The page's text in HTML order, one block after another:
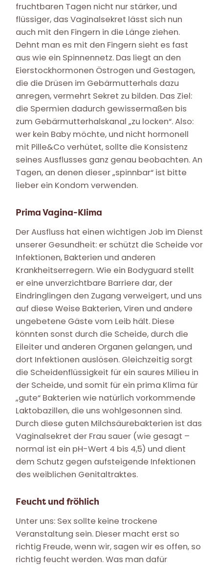
fruchtbaren Tagen nicht nur stärker, und
flüssiger, das Vaginalsekret lässt sich nun
auch mit den Fingern in die Länge ziehen.
Dehnt man es mit den Fingern sieht es fast
aus wie ein Spinnennetz. Das liegt an den
Eierstockhormonen Östrogen und Gestagen,
die die Drüsen im Gebärmutterhals dazu
anregen, vermehrt Sekret zu bilden. Das Ziel:
die Spermien dadurch gewissermaßen bis
zum Gebärmutterhalskanal „zu locken“. Also:
wer kein Baby möchte, und nicht hormonell
mit Pille&Co verhütet, sollte die Konsistenz
seines Ausflusses ganz genau beobachten. An
Tagen, an denen dieser „spinnbar“ ist bitte
lieber ein Kondom verwenden.
Prima Vagina-Klima
Der Ausfluss hat einen wichtigen Job im Dienst
unserer Gesundheit: er schützt die Scheide vor
Infektionen, Bakterien und anderen
Krankheitserregern. Wie ein Bodyguard stellt
er eine unverzichtbare Barriere dar, der
Eindringlingen den Zugang verweigert, und uns
auf diese Weise Bakterien, Viren und andere
ungebetene Gäste vom Leib hält. Diese
könnten sonst durch die Scheide, durch die
Eileiter und anderen Organen gelangen, und
dort Infektionen auslösen. Gleichzeitig sorgt
die Scheidenflüssigkeit für ein saures Milieu in
der Scheide, und somit für ein prima Klima für
„gute“ Bakterien wie natürlich vorkommende
Laktobazillen, die uns wohlgesonnen sind.
Durch diese guten Milchsäurebakterien ist das
Vaginalsekret der Frau sauer (wie gesagt –
normal ist ein pH-Wert 4 bis 4,5) und dient
dem Schutz gegen aufsteigende Infektionen
des weiblichen Genitaltraktes.
Feucht und fröhlich
Unter uns: Sex sollte keine trockene
Veranstaltung sein. Dieser macht erst so
richtig Freude, wenn wir, sagen wir es offen, so
richtig feucht werden. Was man dafür